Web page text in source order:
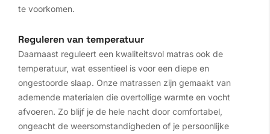
te voorkomen.
Reguleren van temperatuur
Daarnaast reguleert een kwaliteitsvol matras ook de
temperatuur, wat essentieel is voor een diepe en
ongestoorde slaap. Onze matrassen zijn gemaakt van
ademende materialen die overtollige warmte en vocht
afvoeren. Zo blijf je de hele nacht door comfortabel,
ongeacht de weersomstandigheden of je persoonlijke